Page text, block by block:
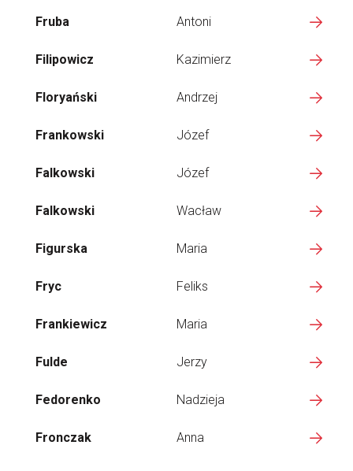
Fruba Antoni
Filipowicz Kazimierz
Floryański Andrzej
Frankowski Józef
Falkowski Józef
Falkowski Wacław
Figurska Maria
Fryc Feliks
Frankiewicz Maria
Fulde Jerzy
Fedorenko Nadzieja
Fronczak Anna